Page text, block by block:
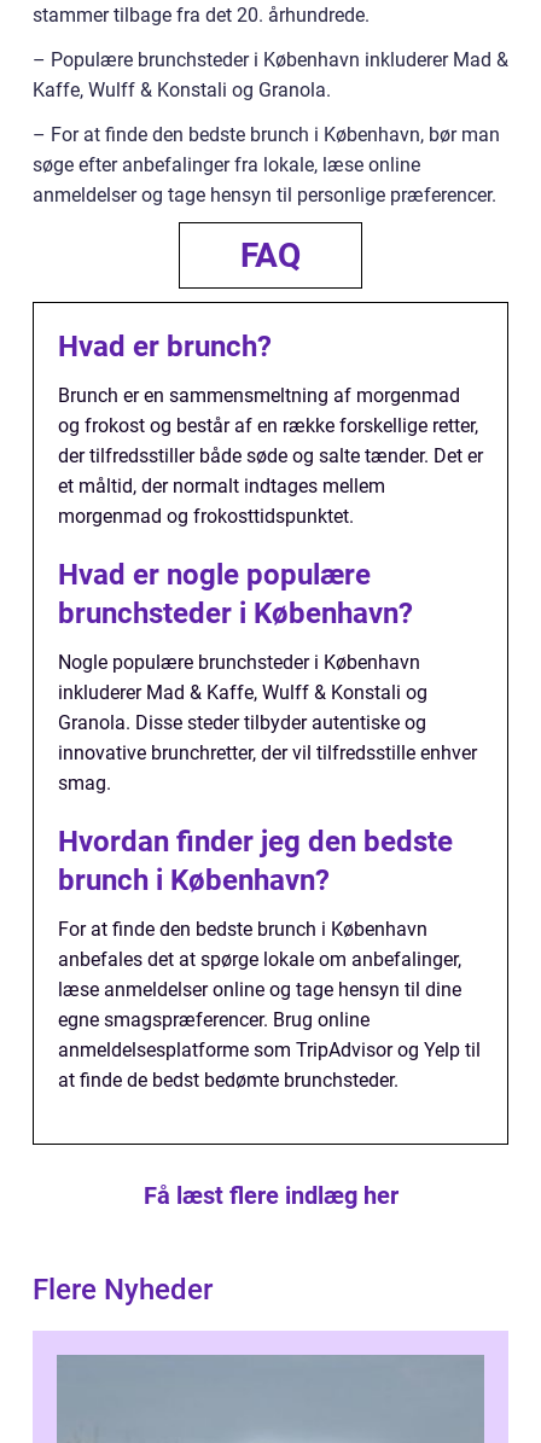
stammer tilbage fra det 20. århundrede.
– Populære brunchsteder i København inkluderer Mad &
Kaffe, Wulff & Konstali og Granola.
– For at finde den bedste brunch i København, bør man
søge efter anbefalinger fra lokale, læse online
anmeldelser og tage hensyn til personlige præferencer.
FAQ
Hvad er brunch?
Brunch er en sammensmeltning af morgenmad
og frokost og består af en række forskellige retter,
der tilfredsstiller både søde og salte tænder. Det er
et måltid, der normalt indtages mellem
morgenmad og frokosttidspunktet.
Hvad er nogle populære
brunchsteder i København?
Nogle populære brunchsteder i København
inkluderer Mad & Kaffe, Wulff & Konstali og
Granola. Disse steder tilbyder autentiske og
innovative brunchretter, der vil tilfredsstille enhver
smag.
Hvordan finder jeg den bedste
brunch i København?
For at finde den bedste brunch i København
anbefales det at spørge lokale om anbefalinger,
læse anmeldelser online og tage hensyn til dine
egne smagspræferencer. Brug online
anmeldelsesplatforme som TripAdvisor og Yelp til
at finde de bedst bedømte brunchsteder.
Få læst flere indlæg her
Flere Nyheder